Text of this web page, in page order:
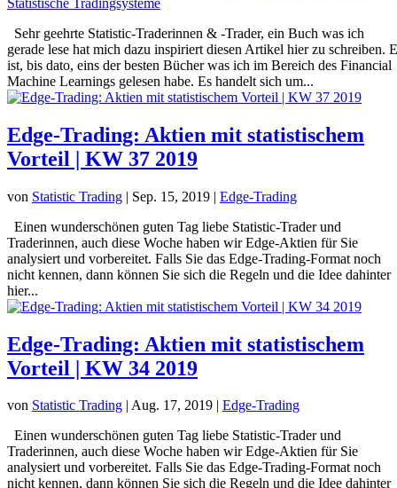
Sehr geehrte Statistic-Traderinnen & -Trader, ein Buch was ich
gerade lese hat mich dazu inspiriert diesen Artikel hier zu schreiben.
ist, bis dato, eins der besten Bücher was ich im Bereich des Financial
Machine Learnings gelesen habe. Es handelt sich um...
Edge-Trading: Aktien mit statistischem
Vorteil | KW 37 2019
von Statistic Trading | Sep. 15, 2019 | Edge-Trading
Einen wunderschönen guten Tag liebe Statistic-Trader und
Traderinnen, auch diese Woche haben wir Edge-Aktien für Sie
analysiert und vorbereitet. Falls Sie das Edge-Trading-Format noch
nicht kennen, dann können Sie sich die Regeln und die Idee dahinter
hier...
Edge-Trading: Aktien mit statistischem
Vorteil | KW 34 2019
von Statistic Trading | Aug. 17, 2019 | Edge-Trading
Einen wunderschönen guten Tag liebe Statistic-Trader und
Traderinnen, auch diese Woche haben wir Edge-Aktien für Sie
analysiert und vorbereitet. Falls Sie das Edge-Trading-Format noch
nicht kennen, dann können Sie sich die Regeln und die Idee dahinter